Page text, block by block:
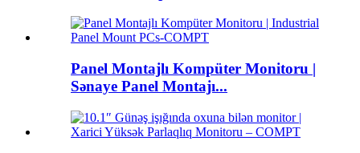
Panel Montajlı Kompüter Monitoru |
Sənaye Panel Montajı...